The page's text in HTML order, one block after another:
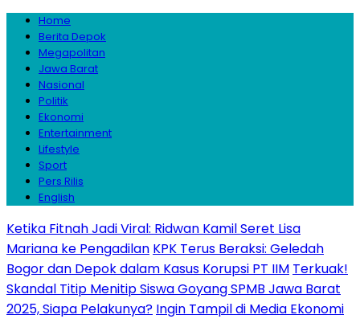
Home
Berita Depok
Megapolitan
Jawa Barat
Nasional
Politik
Ekonomi
Entertainment
Lifestyle
Sport
Pers Rilis
English
Ketika Fitnah Jadi Viral: Ridwan Kamil Seret Lisa
Mariana ke Pengadilan KPK Terus Beraksi: Geledah
Bogor dan Depok dalam Kasus Korupsi PT IIM Terkuak!
Skandal Titip Menitip Siswa Goyang SPMB Jawa Barat
2025, Siapa Pelakunya? Ingin Tampil di Media Ekonomi